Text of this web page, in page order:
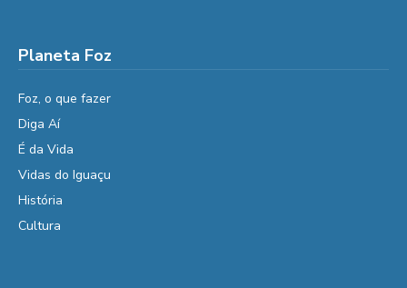
Planeta Foz
Foz, o que fazer
Diga Aí
É da Vida
Vidas do Iguaçu
História
Cultura